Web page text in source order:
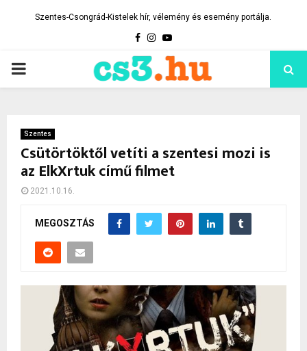
Szentes-Csongrád-Kistelek hír, vélemény és esemény portálja.
Facebook
Instagram
Youtube
PRIMARY
Szentes
Csütörtöktől vetíti a szentesi mozi is
az ElkXrtuk című filmet
2021.10.16.
MEGOSZTÁS